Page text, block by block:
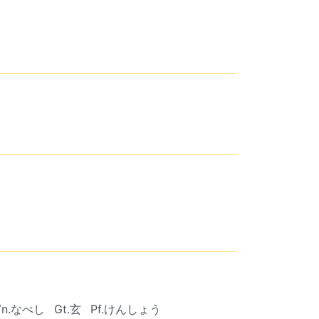
なべし Gt.玄
Pf.けんしょう